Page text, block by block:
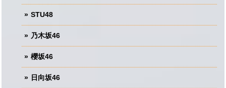
STU48
乃木坂46
櫻坂46
日向坂46